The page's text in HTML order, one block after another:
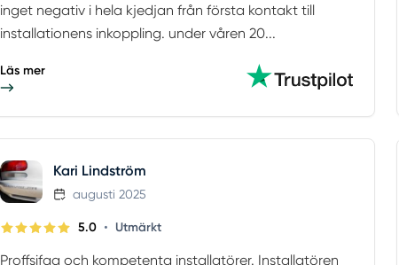
inget negativ i hela kjedjan från första kontakt till
installationens inkoppling. under våren 20...
Läs mer
Kari Lindström
augusti 2025
5.0 • Utmärkt
Proffsifga och kompetenta installatörer. Installatören